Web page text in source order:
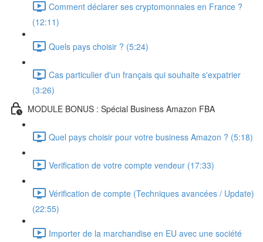
Comment déclarer ses cryptomonnaies en France ?
(12:11)
Quels pays choisir ? (5:24)
Cas particulier d'un français qui souhaite s'expatrier
(3:26)
MODULE BONUS : Spécial Business Amazon FBA
Quel pays choisir pour votre business Amazon ? (5:18)
Verification de votre compte vendeur (17:33)
Vérification de compte (Techniques avancées / Update)
(22:55)
Importer de la marchandise en EU avec une société